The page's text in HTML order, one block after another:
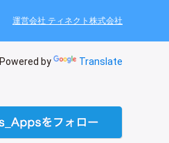
運営会社 ティネクト株式会社
Powered by Translate